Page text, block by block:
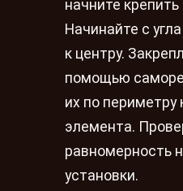
начните
Начинайте с
к центру.
помощью
их по периметру
элемента.
равномерность
установки.